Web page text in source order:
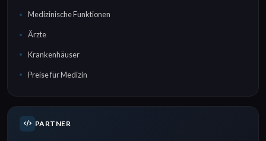
Medizinische Funktionen
Ärzte
Krankenhäuser
Preise für Medizin
PARTNER